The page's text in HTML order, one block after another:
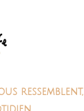
ressemblent,